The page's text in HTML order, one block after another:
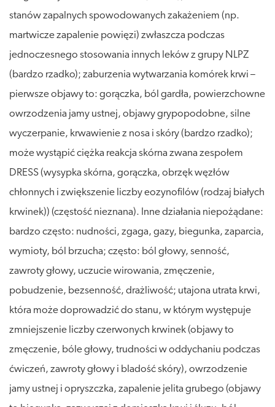
stanów zapalnych spowodowanych zakażeniem (np.
martwicze zapalenie powięzi) zwłaszcza podczas
jednoczesnego stosowania innych leków z grupy NLPZ
(bardzo rzadko); zaburzenia wytwarzania komórek krwi –
pierwsze objawy to: gorączka, ból gardła, powierzchowne
owrzodzenia jamy ustnej, objawy grypopodobne, silne
wyczerpanie, krwawienie z nosa i skóry (bardzo rzadko);
może wystąpić ciężka reakcja skórna zwana zespołem
DRESS (wysypka skórna, gorączka, obrzęk węzłów
chłonnych i zwiększenie liczby eozynofilów (rodzaj białych
krwinek)) (częstość nieznana). Inne działania niepożądane:
bardzo często: nudności, zgaga, gazy, biegunka, zaparcia,
wymioty, ból brzucha; często: ból głowy, senność,
zawroty głowy, uczucie wirowania, zmęczenie,
pobudzenie, bezsenność, drażliwość; utajona utrata krwi,
która może doprowadzić do stanu, w którym występuje
zmniejszenie liczby czerwonych krwinek (objawy to
zmęczenie, bóle głowy, trudności w oddychaniu podczas
ćwiczeń, zawroty głowy i bladość skóry), owrzodzenie
jamy ustnej i opryszczka, zapalenie jelita grubego (objawy